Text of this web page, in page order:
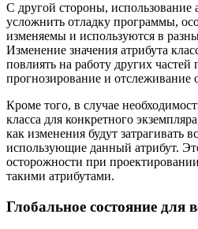
С другой стороны, использование
усложнить отладку программы,
изменяемы и используются в
Изменение значения атрибута
повлиять на работу других
прогнозирование и отслеживание
Кроме того, в случае
класса для конкретного
как изменения будут затрагивать
использующие данный атрибут.
осторожности при
такими атрибутами.
Глобальное состояние для